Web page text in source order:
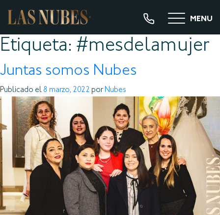
MENU
Etiqueta: #mesdelamujer
Juntas somos Nubes
Publicado el 8 marzo, 2022 por Nubes